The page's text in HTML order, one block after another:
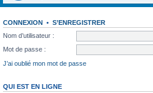
CONNEXION • S’ENREGISTRER
Nom d’utilisateur :
Mot de passe :
J’ai oublié mon mot de passe
QUI EST EN LIGNE